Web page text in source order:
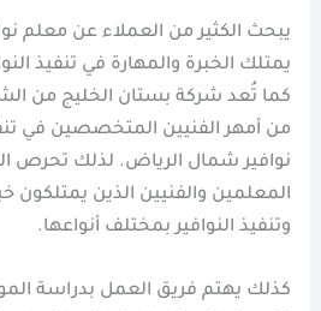
يبحث الكثير من العملاء عن معلم
يمتلك الخبرة والمهارة في تنفيذ
كما تُعد شركة بستان الخليج من
من أمهر الفنيين المتخصصين في
نوافير شمال الرياض. لذلك تحرص
المعلمين والفنيين الذين
وتنفيذ النوافير بمختلف أنواعها.
كذلك يهتم فريق العمل بدراسة